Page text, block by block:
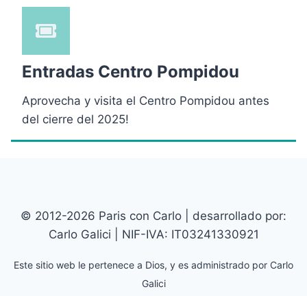
Entradas Centro Pompidou
Aprovecha y visita el Centro Pompidou antes
del cierre del 2025!
© 2012-2026 Paris con Carlo | desarrollado por:
Carlo Galici | NIF-IVA: IT03241330921
Este sitio web le pertenece a Dios, y es administrado por Carlo
Galici